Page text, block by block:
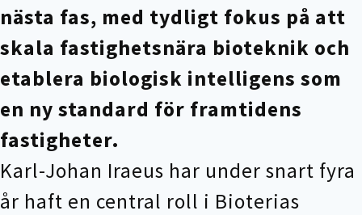
nästa fas, med tydligt fokus på att
skala fastighetsnära bioteknik och
etablera biologisk intelligens som
en ny standard för framtidens
fastigheter.
Karl-Johan Iraeus har under snart fyra
år haft en central roll i Bioterias